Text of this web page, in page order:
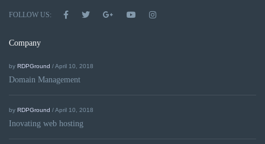
FOLLOW US:
Company
by RDPGround / April 10, 2018
Domain Management
by RDPGround / April 10, 2018
Inovating web hosting